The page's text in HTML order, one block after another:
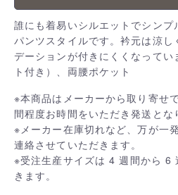
誰にも着易いシルエットでシン
パンツスタイルです。衿元は涼し
デーションが付きにくくなってい
ト付き）、両腰ポケット
※本商品はメーカーから取り寄せ
間程度お時間をいただき発送とな
※メーカー在庫切れなど、万が一
連絡させていただきます。
※受注生産サイズは 4 週間から 6
きます。